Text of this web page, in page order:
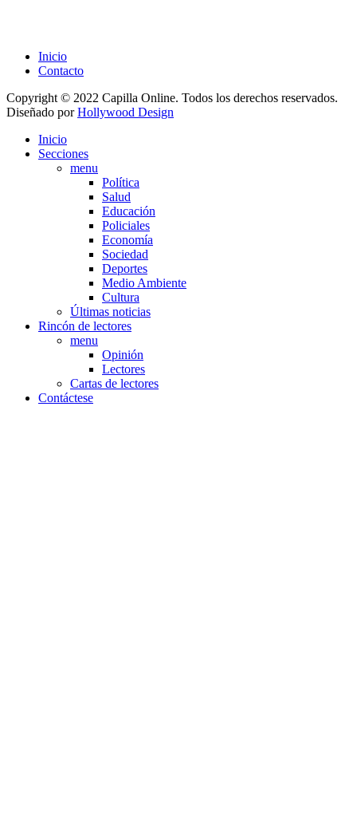
Inicio
Contacto
Copyright © 2022 Capilla Online. Todos los derechos reservados.
Diseñado porHollywood Design
Inicio
Secciones
menu
Política
Salud
Educación
Policiales
Economía
Sociedad
Deportes
Medio Ambiente
Cultura
Últimas noticias
Rincón de lectores
menu
Opinión
Lectores
Cartas de lectores
Contáctese